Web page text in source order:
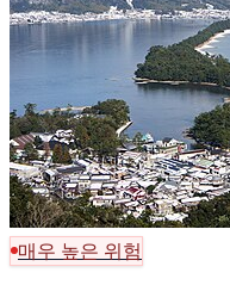
매우 높은 위험